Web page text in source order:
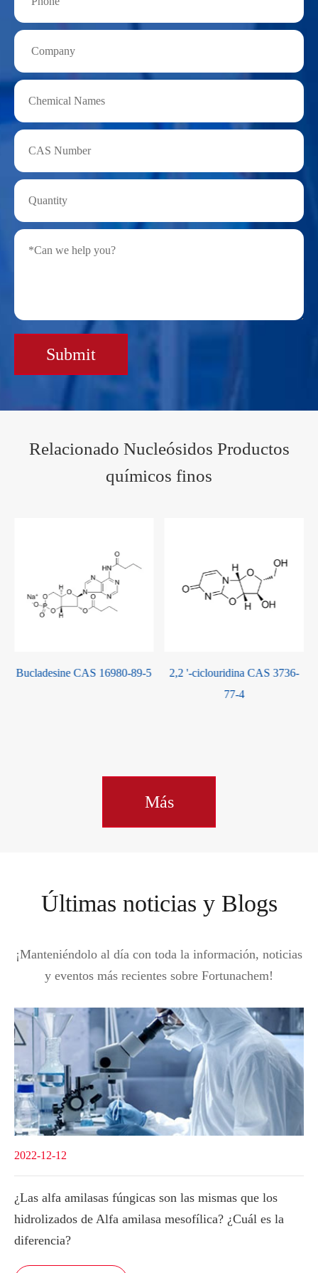
Submit
Relacionado Nucleósidos Productos
químicos finos
Bucladesine CAS 16980-89-5
2,2 '-ciclouridina CAS 3736-
77-4
Más
Últimas noticias y Blogs
¡Manteniéndolo al día con toda la información, noticias
y eventos más recientes sobre Fortunachem!
2022-12-12
¿Las alfa amilasas fúngicas son las mismas que los
hidrolizados de Alfa amilasa mesofílica? ¿Cuál es la
diferencia?